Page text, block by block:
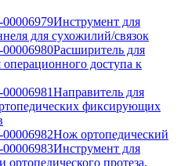
Инструмент для
для сухожилий/связок
Расширитель для
операционного доступа к
Направитель для
фиксирующих
Нож ортопедический
Инструмент для
ортопедического протеза,